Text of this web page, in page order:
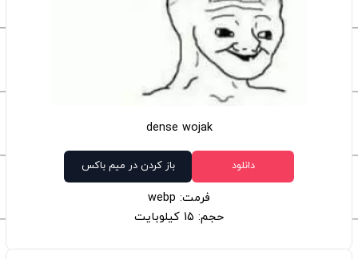
dense wojak
دانلود باز کردن در میم باکس
فرمت: webp
حجم: 15 کیلوبایت